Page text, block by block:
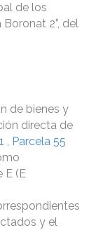
de los
Boronat 2”, del
de bienes y
directa de
, Parcela 55
E (E
y el